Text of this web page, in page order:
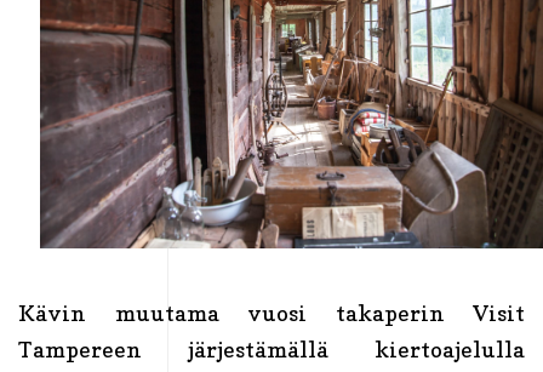
Kävin muutama vuosi takaperin Visit
Tampereen järjestämällä kiertoajelulla